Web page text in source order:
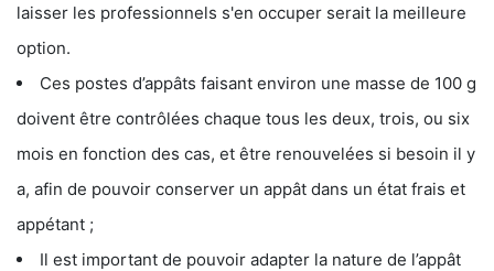
laisser les professionnels s'en occuper serait la meilleure
option.
Ces postes d’appâts faisant environ une masse de 100 g
doivent être contrôlées chaque tous les deux, trois, ou six
mois en fonction des cas, et être renouvelées si besoin il y
a, afin de pouvoir conserver un appât dans un état frais et
appétant ;
Il est important de pouvoir adapter la nature de l’appât